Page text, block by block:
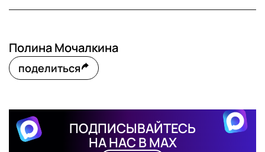
Полина Мочалкина
поделиться
ПОДПИСЫВАЙТЕСЬ
НА НАС В MAX